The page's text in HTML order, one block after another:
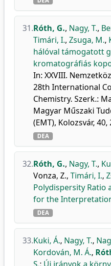
31.Róth, G., Nagy, T.,
Timári, I., Zsuga, M.,
hálóval támogatott
kromatográfiás
In: XXVIII.
28th International
Chemistry. Szerk.:
Magyar Műszaki
(EMT), Kolozsvár, 40,
DEA
32.Róth, G., Nagy, T.,
Vonza, Z., Timári, I.,
Polydispersity Ratio
for the
DEA
33.Kuki, Á., Nagy, T.,
Kordován, M. Á.,